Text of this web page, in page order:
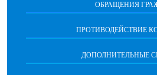
ОБРАЩЕНИЯ
ПРОТИВОДЕЙСТВИЕ
ДОПОЛНИТЕЛЬНЫЕ